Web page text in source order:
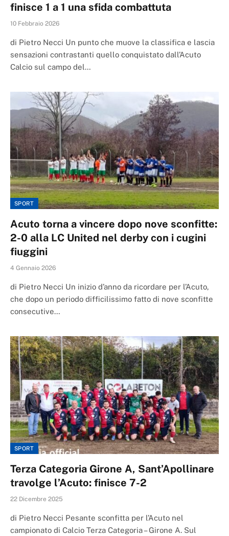
finisce 1 a 1 una sfida combattuta
10 Febbraio 2026
di Pietro Necci Un punto che muove la classifica e lascia
sensazioni contrastanti quello conquistato dall’Acuto
Calcio sul campo del…
SPORT
Acuto torna a vincere dopo nove sconfitte:
2-0 alla LC United nel derby con i cugini
fiuggini
4 Gennaio 2026
di Pietro Necci Un inizio d’anno da ricordare per l’Acuto,
che dopo un periodo difficilissimo fatto di nove sconfitte
consecutive…
SPORT
Terza Categoria Girone A, Sant’Apollinare
travolge l’Acuto: finisce 7-2
22 Dicembre 2025
di Pietro Necci Pesante sconfitta per l’Acuto nel
campionato di Calcio Terza Categoria – Girone A. Sul